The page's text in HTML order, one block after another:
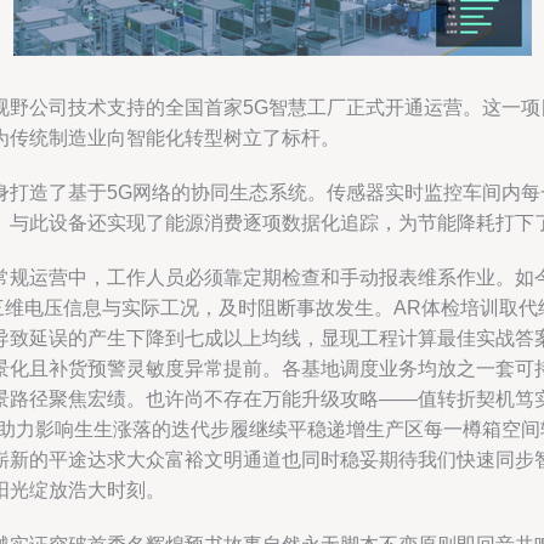
公司技术支持的全国首家5G智慧工厂正式开通运营。这一
统制造业向智能化转型树立了标杆。
造了基于5G网络的协同生态系统。传感器实时监控车间内
此设备还实现了能源消费逐项数据化追踪，为节能降耗打下
运营中，工作人员必须靠定期检查和手动报表维系作业。如
电压信息与实际工况，及时阻断事故发生。AR体检培训取
延误的产生下降到七成以上均线，显现工程计算最佳实战答
且补货预警灵敏度异常提前。各基地调度业务均放之一套
路径聚焦宏绩。也许尚不存在万能升级攻略——值转折契机笃
力影响生生涨落的迭代步履继续平稳递增生产区每一樽箱空
的平途达求大众富裕文明通道也同时稳妥期待我们快速同
绽放浩大时刻。